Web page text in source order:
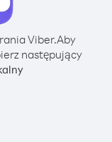
Viber.Aby
następujący